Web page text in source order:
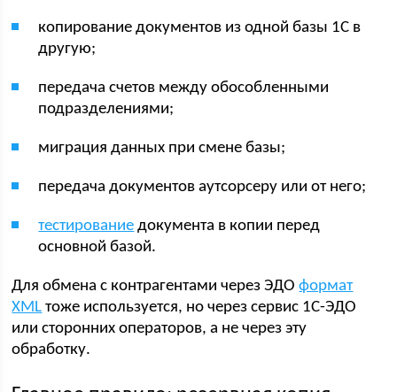
копирование документов из одной базы 1С в
другую;
передача счетов между обособленными
подразделениями;
миграция данных при смене базы;
передача документов аутсорсеру или от него;
тестирование документа в копии перед
основной базой.
Для обмена с контрагентами через ЭДОформат
XML тоже используется, но через сервис 1С-ЭДО
или сторонних операторов, а не через эту
обработку.